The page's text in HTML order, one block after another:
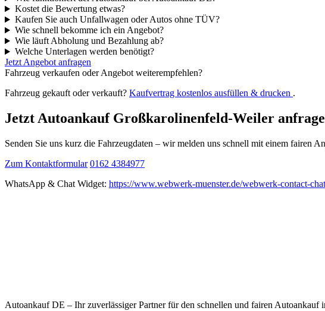
Kostet die Bewertung etwas?
Kaufen Sie auch Unfallwagen oder Autos ohne TÜV?
Wie schnell bekomme ich ein Angebot?
Wie läuft Abholung und Bezahlung ab?
Welche Unterlagen werden benötigt?
Jetzt Angebot anfragen
Fahrzeug verkaufen oder Angebot weiterempfehlen?
Fahrzeug gekauft oder verkauft? Kaufvertrag kostenlos ausfüllen & drucken .
Jetzt Autoankauf Großkarolinenfeld-Weiler
Senden Sie uns kurz die Fahrzeugdaten – wir melden uns schnell mit einem fairen
Zum Kontaktformular 0162 4384977
WhatsApp & Chat Widget: https://www.webwerk-muenster.de/webwerk-contact-
Autoankauf DE – Ihr zuverlässiger Partner für den schnellen und fairen Autoankauf